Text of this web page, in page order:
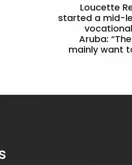
Loucette
started a mid-
Aruba:
mainly want